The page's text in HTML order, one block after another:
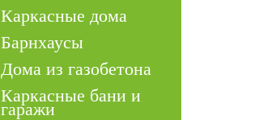
Каркасные дома
Барнхаусы
Дома из газобетона
Каркасные бани и
гаражи